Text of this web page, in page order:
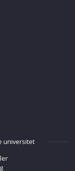
universitet